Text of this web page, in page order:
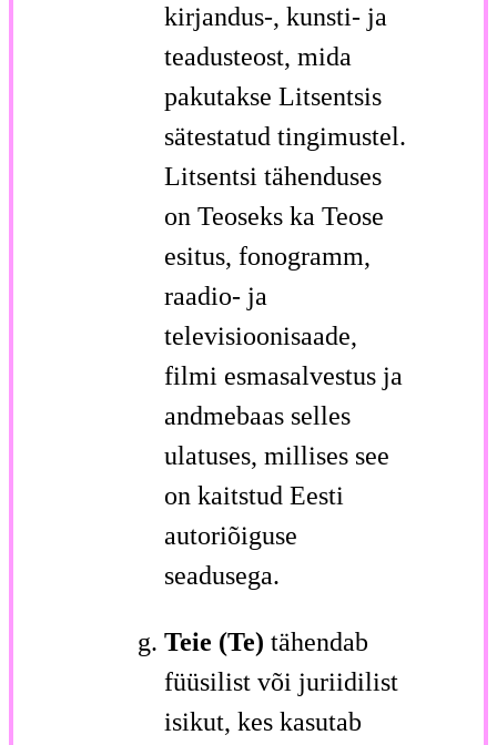
kirjandus-, kunsti- ja
teadusteost, mida
pakutakse Litsentsis
sätestatud tingimustel.
Litsentsi tähenduses
on Teoseks ka Teose
esitus, fonogramm,
raadio- ja
televisioonisaade,
filmi esmasalvestus ja
andmebaas selles
ulatuses, millises see
on kaitstud Eesti
autoriõiguse
seadusega.
Teie (Te) tähendab
füüsilist või juriidilist
isikut, kes kasutab